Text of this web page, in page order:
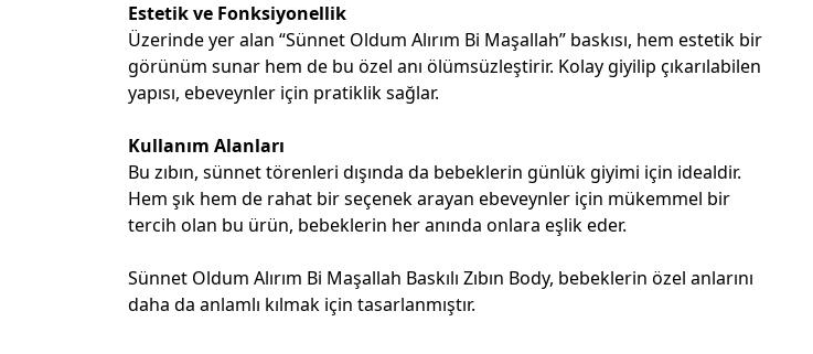
Estetik ve Fonksiyonellik
Üzerinde yer alan “Sünnet Oldum Alırım Bi Maşallah” baskısı, hem estetik bir
görünüm sunar hem de bu özel anı ölümsüzleştirir. Kolay giyilip çıkarılabilen
yapısı, ebeveynler için pratiklik sağlar.
Kullanım Alanları
Bu zıbın, sünnet törenleri dışında da bebeklerin günlük giyimi için idealdir.
Hem şık hem de rahat bir seçenek arayan ebeveynler için mükemmel bir
tercih olan bu ürün, bebeklerin her anında onlara eşlik eder.
Sünnet Oldum Alırım Bi Maşallah Baskılı Zıbın Body, bebeklerin özel anlarını
daha da anlamlı kılmak için tasarlanmıştır.